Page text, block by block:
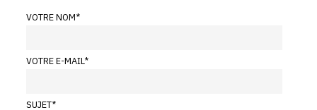
VOTRE NOM*
VOTRE E-MAIL*
SUJET*